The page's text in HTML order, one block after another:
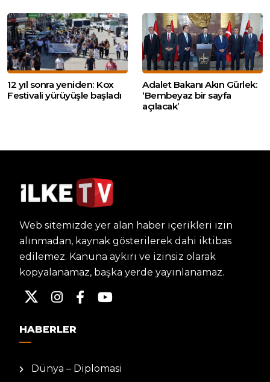
12 yıl sonra yeniden: Kox
Festivali yürüyüşle başladı
Adalet Bakanı Akın Gürlek:
‘Bembeyaz bir sayfa
açılacak’
Web sitemizde yer alan haber içerikleri izin
alınmadan, kaynak gösterilerek dahi iktibas
edilemez. Kanuna aykırı ve izinsiz olarak
kopyalanamaz, başka yerde yayınlanamaz.
HABERLER
Dünya – Diplomasi